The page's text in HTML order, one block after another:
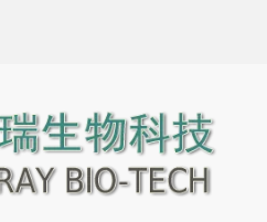
标准品 对照品